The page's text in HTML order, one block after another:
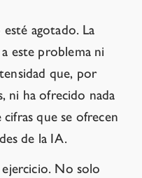
agotado. La
este problema ni
que, por
ni ha ofrecido nada
que se ofrecen
de la IA.
No solo